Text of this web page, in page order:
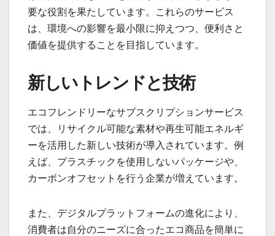
要な役割を果たしています。これらのサービス
は、環境への影響を最小限に抑えつつ、便利さと
価値を提供することを目指しています。
新しいトレンドと技術
エコフレンドリーなサブスクリプションサービス
では、リサイクル可能な素材や再生可能エネルギ
ーを活用した新しい技術が導入されています。例
えば、プラスチックを使用しないパッケージや、
カーボンオフセットを行う企業が増えています。
また、デジタルプラットフォームの進化により、
消費者は自分のニーズに合ったエコ商品を簡単に